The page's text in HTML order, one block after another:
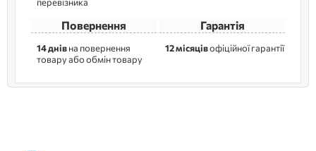
Повернення
14 днівна повернення
товару або обмін товару
Гарантія
12 місяцівофіційної гарантії